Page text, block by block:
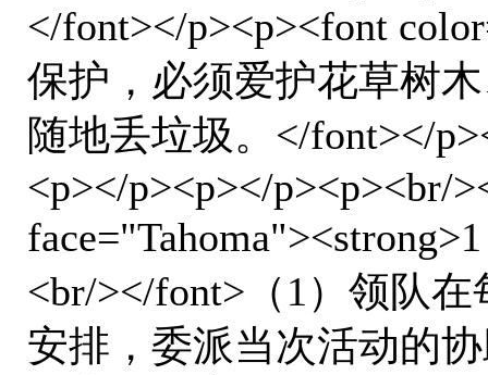
</font></p><p><font
保护，必须爱护花草树
随地丢垃圾。</font></
<p></p><p></p><p><br/
<br/></font>（1）领队
安排，委派当次活动的